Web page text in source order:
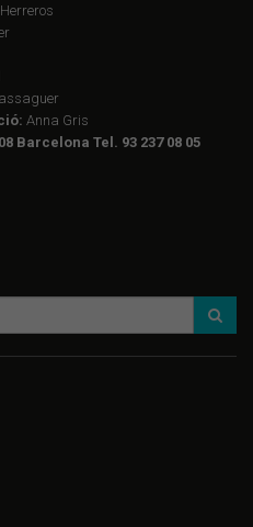
Anna Gris
Barcelona Tel. 93 237 08 05